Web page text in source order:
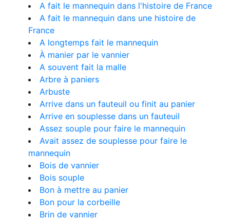
A fait le mannequin dans l'histoire de France
A fait le mannequin dans une histoire de
France
A longtemps fait le mannequin
À manier par le vannier
A souvent fait la malle
Arbre à paniers
Arbuste
Arrive dans un fauteuil ou finit au panier
Arrive en souplesse dans un fauteuil
Assez souple pour faire le mannequin
Avait assez de souplesse pour faire le
mannequin
Bois de vannier
Bois souple
Bon à mettre au panier
Bon pour la corbeille
Brin de vannier